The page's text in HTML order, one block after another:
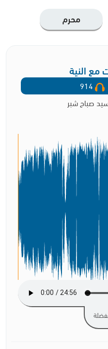
محرم
مع النية
صباح شبر